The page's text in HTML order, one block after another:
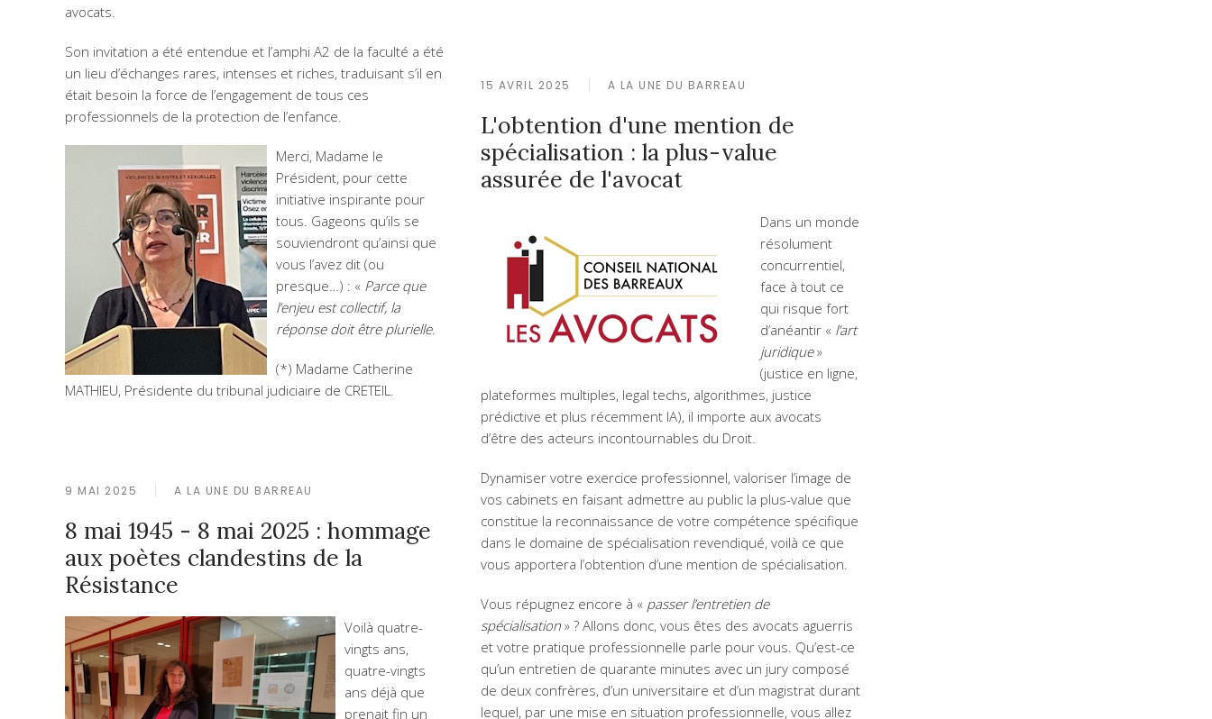
avocats.
Son invitation a été entendue et l’amphi A2 de la faculté a été
un lieu d’échanges rares, intenses et riches, traduisant s’il en
était besoin la force de l’engagement de tous ces
professionnels de la protection de l’enfance.
Merci, Madame le
Président, pour cette
initiative inspirante pour
tous. Gageons qu’ils se
souviendront qu’ainsi que
vous l’avez dit (ou
presque…) : « Parce que
l’enjeu est collectif, la
réponse doit être plurielle.
(*) Madame Catherine
MATHIEU, Présidente du tribunal judiciaire de CRETEIL.
9 MAI 2025 A LA UNE DU BARREAU
8 mai 1945 - 8 mai 2025 : hommage
aux poètes clandestins de la
Résistance
Voilà quatre-
vingts ans,
quatre-vingts
ans déjà que
prenait fin un
15 AVRIL 2025 A LA UNE DU BARREAU
L'obtention d'une mention de
spécialisation : la plus-value
assurée de l'avocat
Dans un monde
résolument
concurrentiel,
face à tout ce
qui risque fort
d’anéantir « l’art
juridique»
(justice en ligne,
plateformes multiples, legal techs, algorithmes, justice
prédictive et plus récemment IA), il importe aux avocats
d’être des acteurs incontournables du Droit.
Dynamiser votre exercice professionnel, valoriser l’image de
vos cabinets en faisant admettre au public la plus-value que
constitue la reconnaissance de votre compétence spécifique
dans le domaine de spécialisation revendiqué, voilà ce que
vous apportera l’obtention d’une mention de spécialisation.
Vous répugnez encore à « passer l’entretien de
spécialisation » ? Allons donc, vous êtes des avocats aguerris
et votre pratique professionnelle parle pour vous. Qu’est-ce
qu’un entretien de quarante minutes avec un jury composé
de deux confrères, d’un universitaire et d’un magistrat durant
lequel, par une mise en situation professionnelle, vous allez